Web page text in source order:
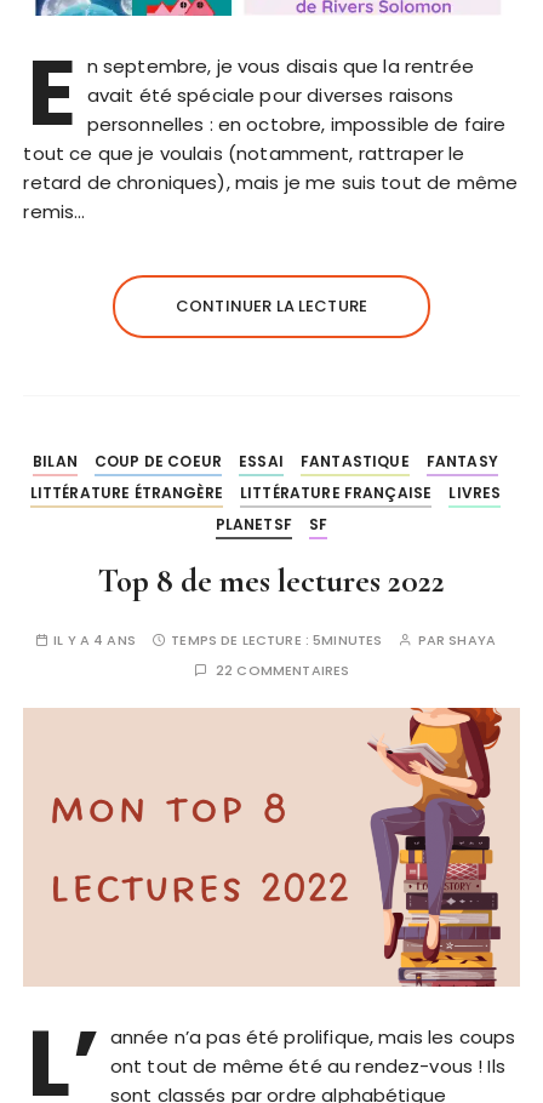
E n septembre, je vous disais que la rentrée
avait été spéciale pour diverses raisons
personnelles : en octobre, impossible de faire
tout ce que je voulais (notamment, rattraper le
retard de chroniques), mais je me suis tout de même
remis…
CONTINUER LA LECTURE
BILAN COUP DE COEUR ESSAI FANTASTIQUE
FANTASY
LITTÉRATURE ÉTRANGÈRE
LITTÉRATURE FRANÇAISE
LIVRES
PLANETSF
SF
Top 8 de mes lectures 2022
IL Y A 4 ANS TEMPS DE LECTURE :5MINUTES PAR SHAYA
22 COMMENTAIRES
L’ année n’a pas été prolifique, mais les coups
ont tout de même été au rendez-vous ! Ils
sont classés par ordre alphabétique